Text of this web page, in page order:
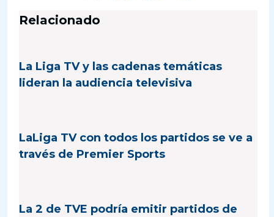
Relacionado
La Liga TV y las cadenas temáticas
lideran la audiencia televisiva
LaLiga TV con todos los partidos se ve a
través de Premier Sports
La 2 de TVE podría emitir partidos de